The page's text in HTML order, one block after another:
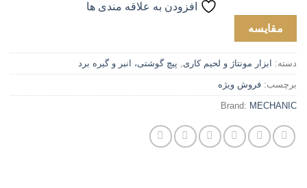
افزودن به علاقه مندی ها
مقایسه
دسته:ابزار مونتاژ و لحیم کاری ,پیچ گوشتی، انبر و گیره برد
برچسب: فروش ویژه
Brand: MECHANIC